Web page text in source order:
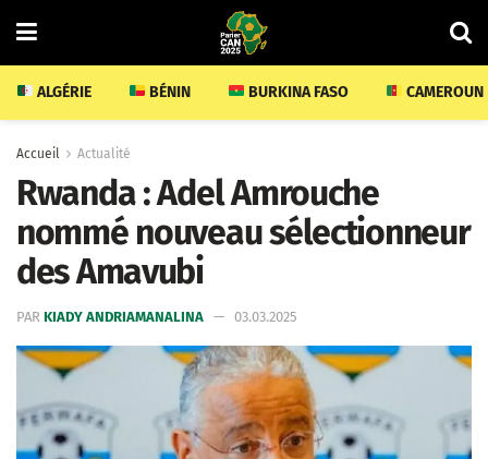
ALGÉRIE BÉNIN BURKINA FASO CAMEROUN
Accueil Actualité
Rwanda : Adel Amrouche
nommé nouveau sélectionneur
des Amavubi
PAR KIADY ANDRIAMANALINA 03.03.2025